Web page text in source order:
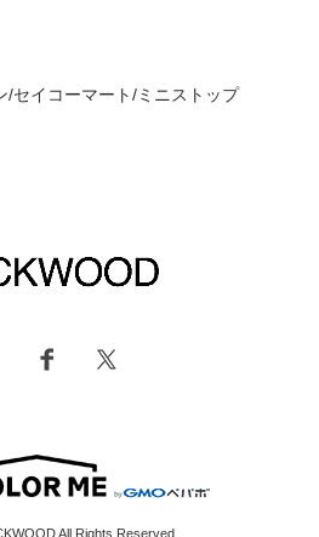
/セイコーマート/ミニストップ
All Rights Reserved.